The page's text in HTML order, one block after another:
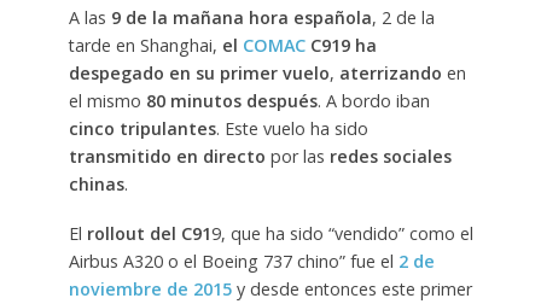
A las 9 de la mañana hora española, 2 de la
tarde en Shanghai, el COMACC919 ha
despegado en su primer vuelo, aterrizando en
el mismo 80 minutos después. A bordo iban
cinco tripulantes. Este vuelo ha sido
transmitido en directo por las redes sociales
chinas.
El rollout del C919, que ha sido “vendido” como el
Airbus A320 o el Boeing 737 chino” fue el 2 de
noviembre de 2015y desde entonces este primer